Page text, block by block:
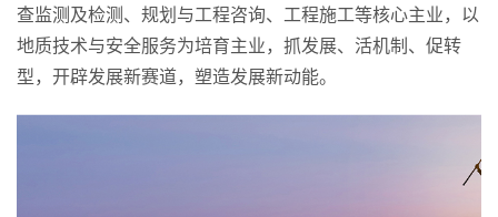
查监测及检测、规划与工程咨询、工程施工等核心主业，以
地质技术与安全服务为培育主业，抓发展、活机制、促转
型，开辟发展新赛道，塑造发展新动能。